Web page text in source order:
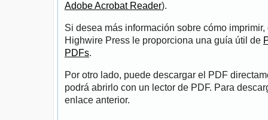
Adobe Acrobat Reader).
Si desea más información sobre cómo
Highwire Press le proporciona una guía útil de
PDFs.
Por otro lado, puede descargar el PDF
podrá abrirlo con un lector de PDF. Para
enlace anterior.